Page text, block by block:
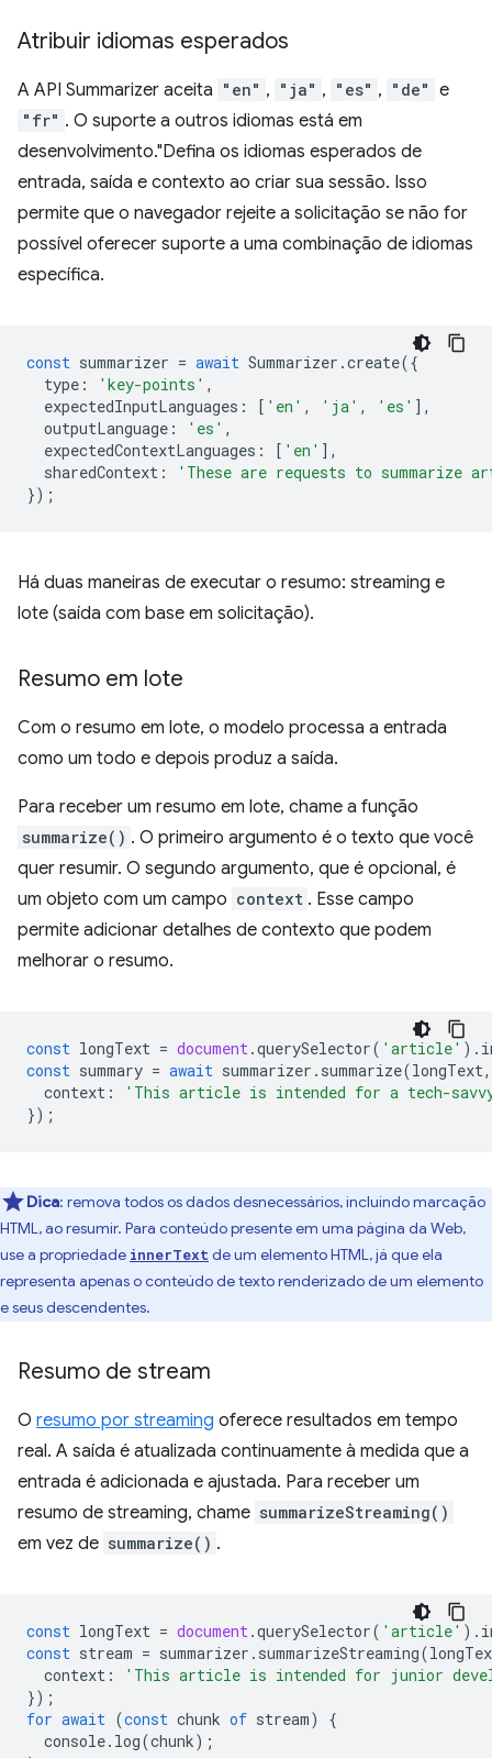
Atribuir idiomas esperados
A API Summarizer aceita "en" , "ja" , "es" , "de" e
"fr" . O suporte a outros idiomas está em
desenvolvimento."Defina os idiomas esperados de
entrada, saída e contexto ao criar sua sessão. Isso
permite que o navegador rejeite a solicitação se não for
possível oferecer suporte a uma combinação de idiomas
específica.
const summarizer = await Summarizer .create({
type : 'key-points' ,
expectedInputLanguages : [ 'en' , 'ja' , 'es' ],
outputLanguage : 'es' ,
expectedContextLanguages : [ 'en' ],
sharedContext :
'These are requests to summarize
});
Há duas maneiras de executar o resumo: streaming e
lote (saída com base em solicitação).
Resumo em lote
Com o resumo em lote, o modelo processa a entrada
como um todo e depois produz a saída.
Para receber um resumo em lote, chame a função
summarize() . O primeiro argumento é o texto que você
quer resumir. O segundo argumento, que é opcional, é
um objeto com um campo context . Esse campo
permite adicionar detalhes de contexto que podem
melhorar o resumo.
const longText = document.querySelector( 'article' ).
const summary = await summarizer . summarize(longText,
context :
'This article is intended for a tech-
});
Dica: remova todos os dados desnecessários, incluindo marcação
HTML, ao resumir. Para conteúdo presente em uma página da Web,
use a propriedade innerText de um elemento HTML, já que ela
representa apenas o conteúdo de texto renderizado de um elemento
e seus descendentes.
Resumo de stream
O resumo por streaming oferece resultados em tempo
real. A saída é atualizada continuamente à medida que a
entrada é adicionada e ajustada. Para receber um
resumo de streaming, chame summarizeStreaming()
em vez de summarize() .
const longText = document.querySelector( 'article' ).
const stream = summarizer . summarizeStreaming(
context :
'This article is intended for junior
});
for await (const chunk of stream)
{
console. log(chunk);